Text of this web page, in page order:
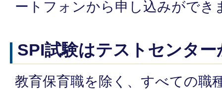
ートフォンから申し込みができ
SPI試験はテストセンタ
教育保育職を除く、すべての職